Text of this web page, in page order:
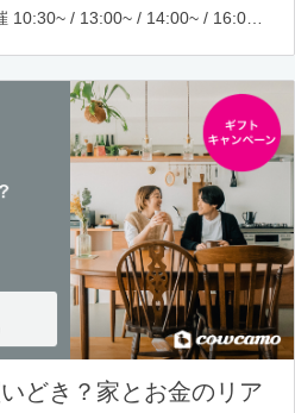
どき？家とお金のリア